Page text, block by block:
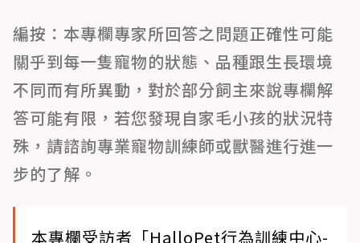
編按：本專欄專家所回答之問題正確性可能
關乎到每一隻寵物的狀態、品種跟生長環境
不同而有所異動，對於部分飼主來說專欄解
答可能有限，若您發現自家毛小孩的狀況特
殊，請諮詢專業寵物訓練師或獸醫進行進一
步的了解。
本專欄受訪者「HalloPet行為訓練中心-